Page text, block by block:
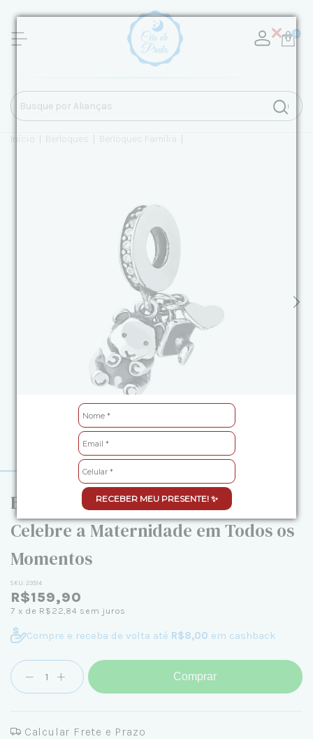
RECEBER MEU PRESENTE! ✨
0
Início Berloques Berloques Família
Berloque de Prata Urso Bebê:
Celebre a Maternidade em Todos os
Momentos
SKU: 23514
R$159,90
7 x de R$22,84 sem juros
Compre e receba de volta até R$8,00 em cashback
Comprar
Calcular Frete e Prazo